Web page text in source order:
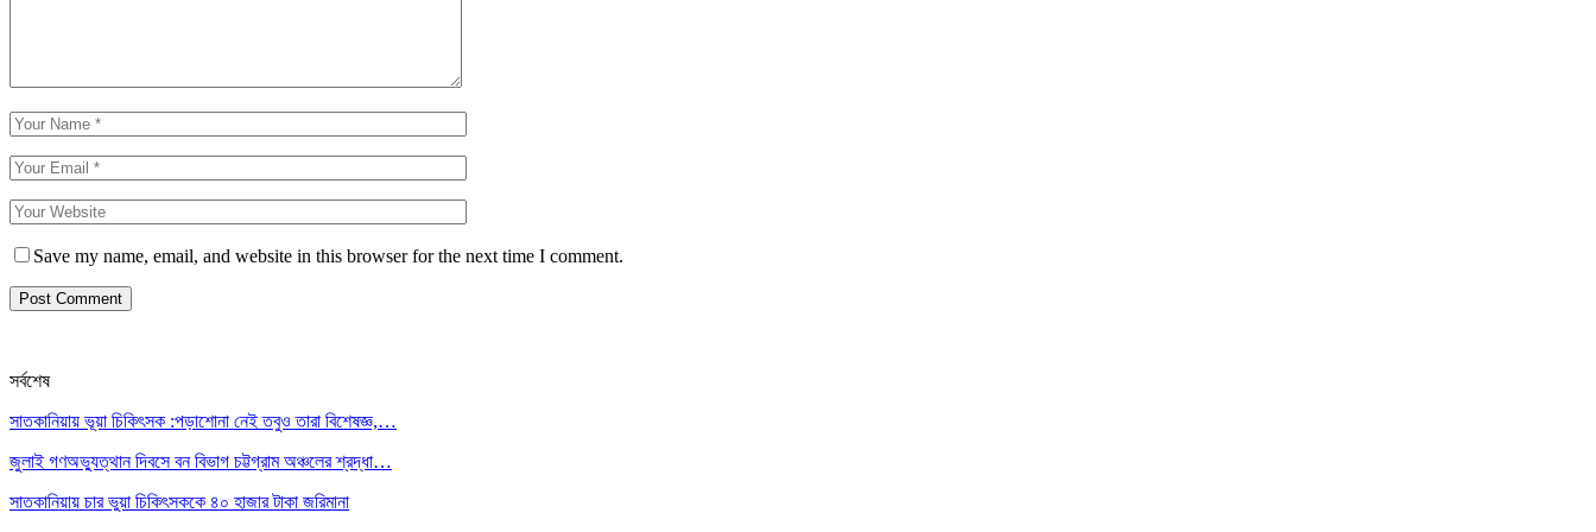
Save my name, email, and website in this browser for the next time I comment.
সর্বশেষ
সাতকানিয়ায় ভূয়া চিকিৎসক :পড়াশোনা নেই তবুও তারা বিশেষজ্ঞ,…
জুলাই গণঅভ্যুত্থান দিবসে বন বিভাগ চট্টগ্রাম অঞ্চলের শ্রদ্ধা…
সাতকানিয়ায় চার ভুয়া চিকিৎসককে ৪০ হাজার টাকা জরিমানা